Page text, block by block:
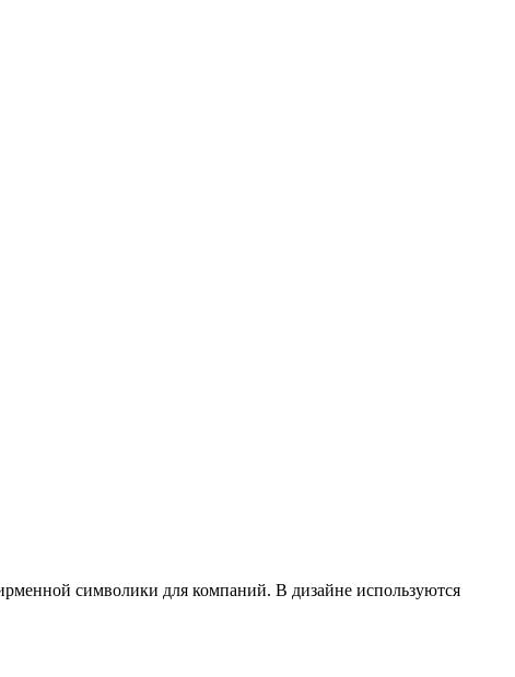
символики для компаний. В дизайне используются